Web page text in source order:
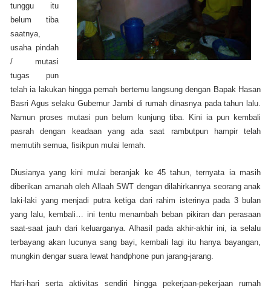
tunggu itu
belum tiba
saatnya,
usaha pindah
/ mutasi
tugas pun
telah ia lakukan hingga pernah bertemu langsung dengan Bapak Hasan
Basri Agus selaku Gubernur Jambi di rumah dinasnya pada tahun lalu.
Namun proses mutasi pun belum kunjung tiba. Kini ia pun kembali
pasrah dengan keadaan yang ada saat rambutpun hampir telah
memutih semua, fisikpun mulai lemah.
Diusianya yang kini mulai beranjak ke 45 tahun, ternyata ia masih
diberikan amanah oleh Allaah SWT dengan dilahirkannya seorang anak
laki-laki yang menjadi putra ketiga dari rahim isterinya pada 3 bulan
yang lalu, kembali… ini tentu menambah beban pikiran dan perasaan
saat-saat jauh dari keluarganya. Alhasil pada akhir-akhir ini, ia selalu
terbayang akan lucunya sang bayi, kembali lagi itu hanya bayangan,
mungkin dengar suara lewat handphone pun jarang-jarang.
Hari-hari serta aktivitas sendiri hingga pekerjaan-pekerjaan rumah